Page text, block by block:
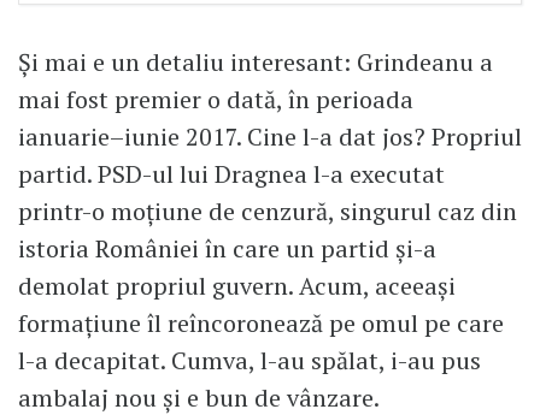
Și mai e un detaliu interesant: Grindeanu a
mai fost premier o dată, în perioada
ianuarie–iunie 2017. Cine l-a dat jos? Propriul
partid. PSD-ul lui Dragnea l-a executat
printr-o moțiune de cenzură, singurul caz din
istoria României în care un partid și-a
demolat propriul guvern. Acum, aceeași
formațiune îl reîncoronează pe omul pe care
l-a decapitat. Cumva, l-au spălat, i-au pus
ambalaj nou și e bun de vânzare.